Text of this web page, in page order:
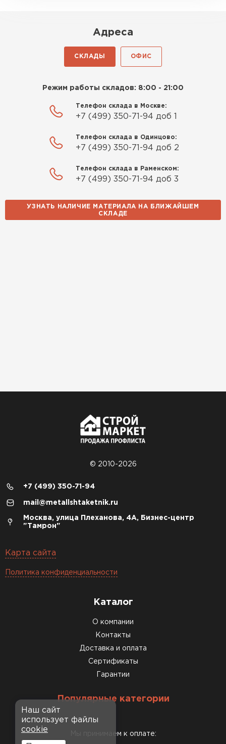
Адреса
СКЛАДЫ ОФИС
Режим работы складов: 8:00 - 21:00
Телефон склада в Москве:
+7 (499) 350-71-94 доб 1
Телефон склада в Одинцово:
+7 (499) 350-71-94 доб 2
Телефон склада в Раменском:
+7 (499) 350-71-94 доб 3
УЗНАТЬ НАЛИЧИЕ МАТЕРИАЛА НА БЛИЖАЙШЕМ
СКЛАДЕ
© 2010-2026
+7 (499) 350-71-94
mail@metallshtaketnik.ru
Москва, улица Плеханова, 4А, Бизнес-центр
"Тамрон"
Карта сайта
Политика конфиденциальности
Каталог
О компании
Контакты
Доставка и оплата
Сертификаты
Гарантии
Популярные категории
Мы принимаем к оплате:
Наш сайт
использует файлы
cookie